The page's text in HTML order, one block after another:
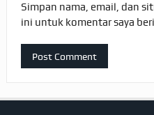
Simpan nama, email, dan
ini untuk komentar saya